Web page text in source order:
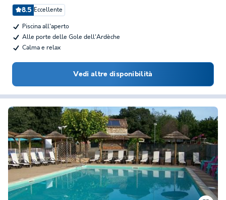
8.5 Eccellente
Piscina all'aperto
Alle porte delle Gole dell'Ardèche
Calma e relax
Vedi altre disponibilità